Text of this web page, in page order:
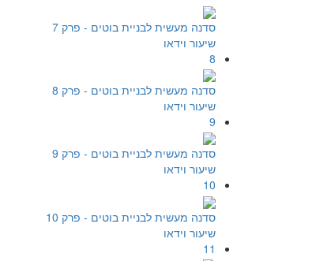
סדנה מעשית לבניית בוטים - פרק 7
שיעור וידאו
8
סדנה מעשית לבניית בוטים - פרק 8
שיעור וידאו
9
סדנה מעשית לבניית בוטים - פרק 9
שיעור וידאו
10
סדנה מעשית לבניית בוטים - פרק 10
שיעור וידאו
11